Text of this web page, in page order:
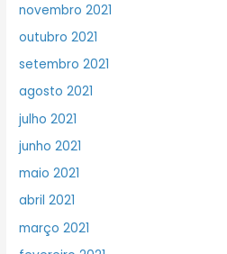
novembro 2021
outubro 2021
setembro 2021
agosto 2021
julho 2021
junho 2021
maio 2021
abril 2021
março 2021